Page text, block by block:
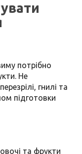
потрібно
Не
гнилі та
підготовки
та фрукти